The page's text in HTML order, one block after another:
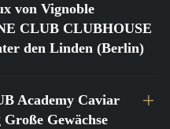
von Vignoble
CLUB CLUBHOUSE
den Linden (Berlin)
Academy Caviar
Gewächse